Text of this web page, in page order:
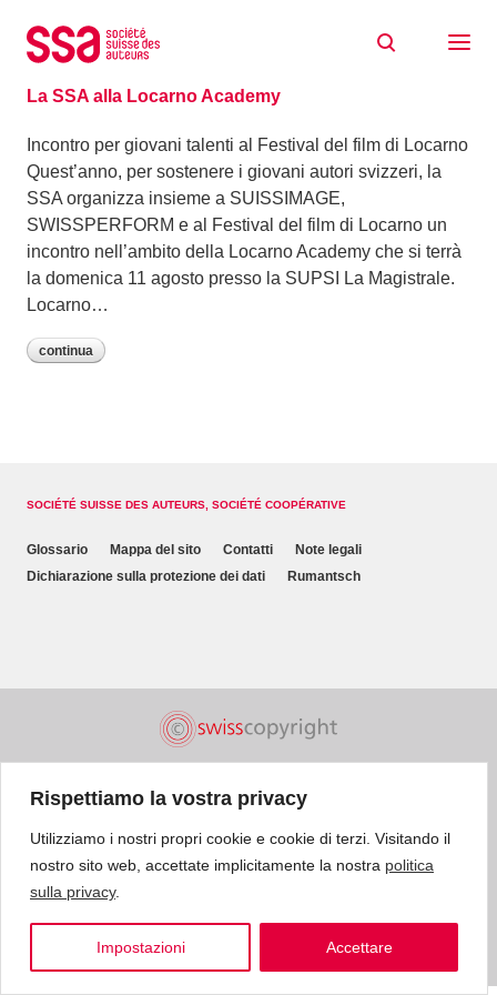
Rispettiamo la vostra privacy
Utilizziamo i nostri propri cookie e cookie di terzi. Visitando il
nostro sito web, accettate implicitamente la nostra politica
sulla privacy.
Impostazioni Accettare
30/07/2019
La SSA alla Locarno Academy
Incontro per giovani talenti al Festival del film di Locarno
Quest’anno, per sostenere i giovani autori svizzeri, la
SSA organizza insieme a SUISSIMAGE,
SWISSPERFORM e al Festival del film di Locarno un
incontro nell’ambito della Locarno Academy che si terrà
la domenica 11 agosto presso la SUPSI La Magistrale.
Locarno…
continua
SOCIÉTÉ SUISSE DES AUTEURS, SOCIÉTÉ COOPÉRATIVE
Glossario Mappa del sito Contatti
Note legali
Dichiarazione sulla protezione dei dati
Rumantsch